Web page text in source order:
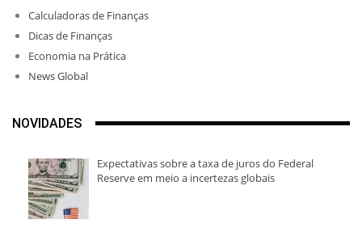
Calculadoras de Finanças
Dicas de Finanças
Economia na Prática
News Global
NOVIDADES
Expectativas sobre a taxa de juros do Federal
Reserve em meio a incertezas globais